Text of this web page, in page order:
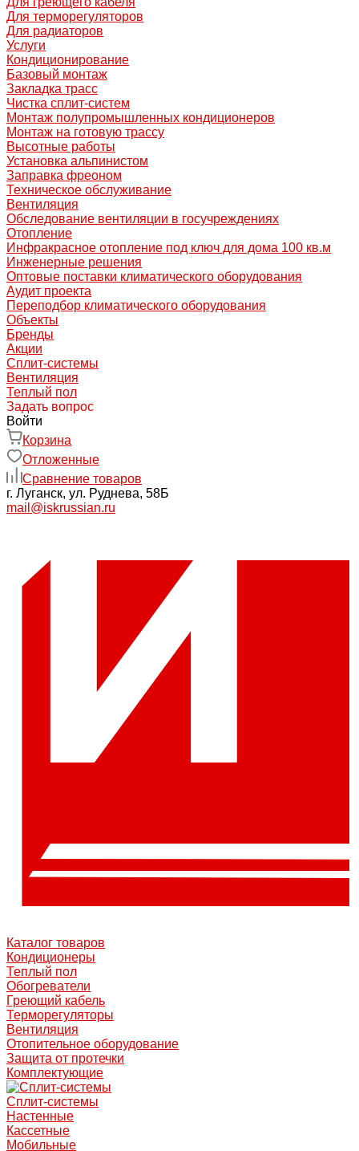
Для терморегуляторов
Для радиаторов
Услуги
Кондиционирование
Базовый монтаж
Закладка трасс
Чистка сплит-систем
Монтаж полупромышленных кондиционеров
Монтаж на готовую трассу
Высотные работы
Установка альпинистом
Заправка фреоном
Техническое обслуживание
Вентиляция
Обследование вентиляции в госучреждениях
Отопление
Инфракрасное отопление под ключ для дома 100 кв.м
Инженерные решения
Оптовые поставки климатического оборудования
Аудит проекта
Переподбор климатического оборудования
Объекты
Бренды
Акции
Сплит-системы
Вентиляция
Теплый пол
Задать вопрос
Войти
Корзина
Отложенные
Сравнение товаров
г. Луганск, ул. Руднева, 58Б
mail@iskrussian.ru
Каталог товаров
Кондиционеры
Теплый пол
Обогреватели
Греющий кабель
Терморегуляторы
Вентиляция
Отопительное оборудование
Защита от протечки
Комплектующие
Сплит-системы
Настенные
Кассетные
Мобильные